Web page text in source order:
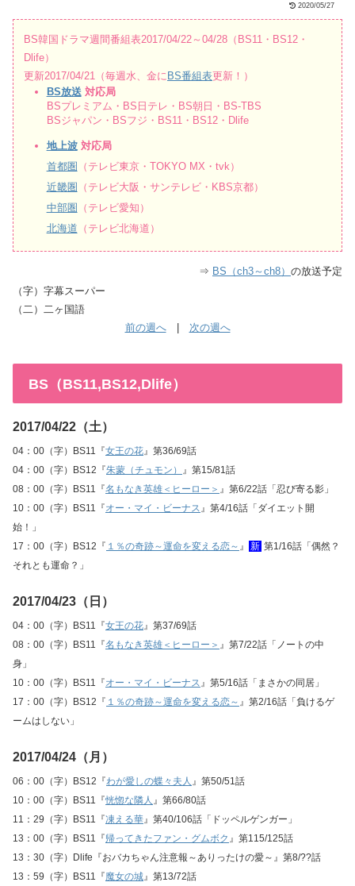
2020/05/27
BS韓国ドラマ週間番組表2017/04/22～04/28（BS11・BS12・
Dlife）
更新2017/04/21（毎週水、金に BS番組表更新！）
BS放送 対応局
BSプレミアム・BS日テレ・BS朝日・BS-TBS
BSジャパン・BSフジ・BS11・BS12・Dlife
地上波対応局
首都圏 （テレビ東京・TOKYO MX・tvk）
近畿圏 （テレビ大阪・サンテレビ・KBS京都）
中部圏 （テレビ愛知）
北海道 （テレビ北海道）
⇒ BS（ch3～ch8） の放送予定
（字）字幕スーパー
（二）二ヶ国語
前の週へ| 次の週へ
BS（BS11,BS12,Dlife）
2017/04/22（土）
04：00（字）BS11『女王の花』第36/69話
04：00（字）BS12『朱蒙（チュモン） 』第15/81話
08：00（字）BS11『名もなき英雄＜ヒーロー＞ 』第6/22話「忍び寄る影」
10：00（字）BS11『オー・マイ・ビーナス』第4/16話「ダイエット開
始！」
17：00（字）BS12『 １％の奇跡～運命を変える恋～ 』 新 第1/16話「偶然？
それとも運命？」
2017/04/23（日）
04：00（字）BS11『女王の花』第37/69話
08：00（字）BS11『名もなき英雄＜ヒーロー＞ 』第7/22話「ノートの中
身」
10：00（字）BS11『オー・マイ・ビーナス』第5/16話「まさかの同居」
17：00（字）BS12『 １％の奇跡～運命を変える恋～ 』第2/16話「負けるゲ
ームはしない」
2017/04/24（月）
06：00（字）BS12『わが愛しの蝶々夫人 』第50/51話
10：00（字）BS11『恍惚な隣人 』第66/80話
11：29（字）BS11『凍える華』第40/106話「ドッペルゲンガー」
13：00（字）BS11『帰ってきたファン・グムボク 』第115/125話
13：30（字）Dlife『おバカちゃん注意報～ありったけの愛～』第8/??話
13：59（字）BS11『魔女の城』第13/72話